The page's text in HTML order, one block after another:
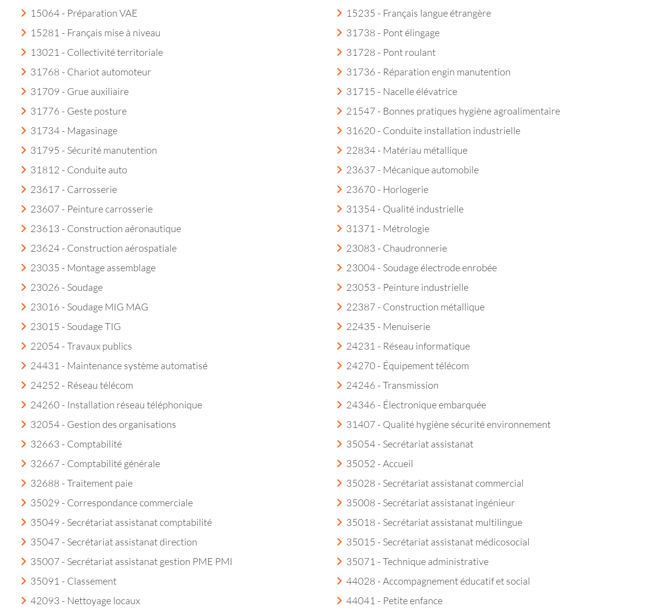
15064 - Préparation VAE
15235 - Français langue étrangère
15281 - Français mise à niveau
13021 - Collectivité territoriale
31768 - Chariot automoteur
31709 - Grue auxiliaire
31738 - Pont élingage
31728 - Pont roulant
31736 - Réparation engin manutention
31715 - Nacelle élévatrice
31776 - Geste posture
31734 - Magasinage
31795 - Sécurité manutention
31812 - Conduite auto
21547 - Bonnes pratiques hygiène agroalimentaire
31620 - Conduite installation industrielle
22834 - Matériau métallique
23637 - Mécanique automobile
23617 - Carrosserie
23607 - Peinture carrosserie
23613 - Construction aéronautique
23624 - Construction aérospatiale
23670 - Horlogerie
31354 - Qualité industrielle
31371 - Métrologie
23083 - Chaudronnerie
23035 - Montage assemblage
23026 - Soudage
23016 - Soudage MIG MAG
23015 - Soudage TIG
23004 - Soudage électrode enrobée
23053 - Peinture industrielle
22387 - Construction métallique
22435 - Menuiserie
22054 - Travaux publics
24431 - Maintenance système automatisé
24252 - Réseau télécom
24260 - Installation réseau téléphonique
24231 - Réseau informatique
24270 - Équipement télécom
24246 - Transmission
24346 - Électronique embarquée
32054 - Gestion des organisations
32663 - Comptabilité
32667 - Comptabilité générale
32688 - Traitement paie
31407 - Qualité hygiène sécurité environnement
35054 - Secrétariat assistanat
35052 - Accueil
35028 - Secrétariat assistanat commercial
35029 - Correspondance commerciale
35049 - Secrétariat assistanat comptabilité
35047 - Secrétariat assistanat direction
35007 - Secrétariat assistanat gestion PME PMI
35008 - Secrétariat assistanat ingénieur
35018 - Secrétariat assistanat multilingue
35015 - Secrétariat assistanat médicosocial
35071 - Technique administrative
35091 - Classement
42093 - Nettoyage locaux
44028 - Accompagnement éducatif et social
44041 - Petite enfance